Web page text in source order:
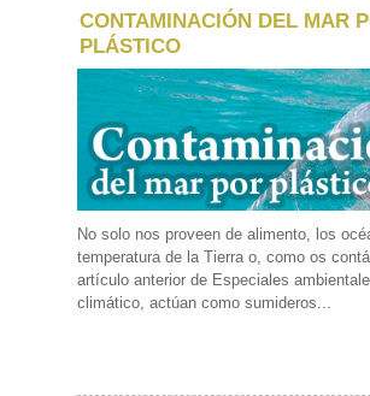
CONTAMINACIÓN DEL MAR
PLÁSTICO
No solo nos proveen de alimento, los
temperatura de la Tierra o, como os
artículo anterior de Especiales
climático, actúan como sumideros...